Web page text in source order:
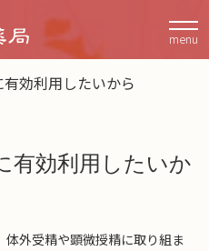
menu
効利用したいから
有効利用したいか
外受精や顕微授精に取り組ま